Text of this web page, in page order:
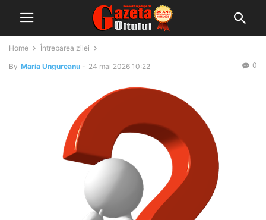
Home Întrebarea zilei
By Maria Ungureanu - 24 mai 2026 10:22 0